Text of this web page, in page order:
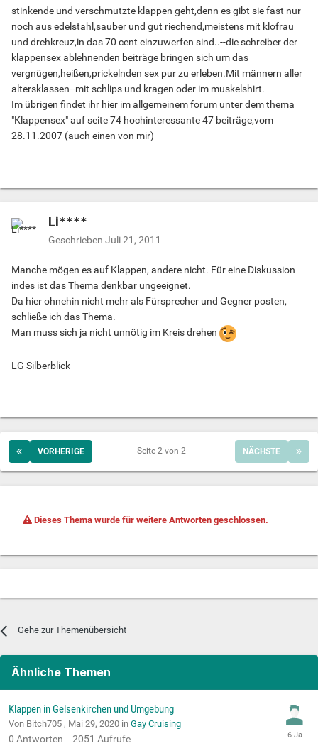
stinkende und verschmutzte klappen geht,denn es gibt sie fast nur
noch aus edelstahl,sauber und gut riechend,meistens mit klofrau
und drehkreuz,in das 70 cent einzuwerfen sind..--die schreiber der
klappensex ablehnenden beiträge bringen sich um das
vergnügen,heißen,prickelnden sex pur zu erleben.Mit männern aller
altersklassen--mit schlips und kragen oder im muskelshirt.
Im übrigen findet ihr hier im allgemeinem forum unter dem thema
"Klappensex" auf seite 74 hochinteressante 47 beiträge,vom
28.11.2007 (auch einen von mir)
Li****
Geschrieben Juli 21, 2011
Manche mögen es auf Klappen, andere nicht. Für eine Diskussion
indes ist das Thema denkbar ungeeignet.
Da hier ohnehin nicht mehr als Fürsprecher und Gegner posten,
schließe ich das Thema.
Man muss sich ja nicht unnötig im Kreis drehen
LG Silberblick
VORHERIGE NÄCHSTE
Seite 2 von 2
Dieses Thema wurde für weitere Antworten geschlossen.
Gehe zur Themenübersicht
Ähnliche Themen
Klappen in Gelsenkirchen und Umgebung
Von Bitch705 , Mai 29, 2020 in Gay Cruising
0 Antworten 2051 Aufrufe